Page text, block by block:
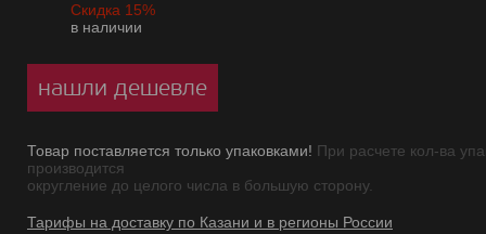
Скидка 15%
в наличии
нашли дешевле
Товар поставляется только упаковками! При расчете кол-ва
производится
округление до целого числа в большую сторону.
Тарифы на доставку по Казани и в регионы России